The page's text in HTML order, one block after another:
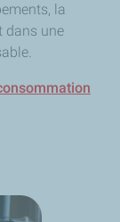
la
dans une